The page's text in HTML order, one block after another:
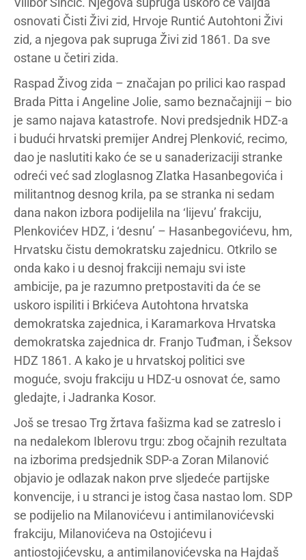
osnovati Čisti Živi zid, Hrvoje Runtić Autohtoni Živi
zid, a njegova pak supruga Živi zid 1861. Da sve
ostane u četiri zida.
Raspad Živog zida – značajan po prilici kao raspad
Brada Pitta i Angeline Jolie, samo beznačajniji – bio
je samo najava katastrofe. Novi predsjednik HDZ-a
i budući hrvatski premijer Andrej Plenković, recimo,
dao je naslutiti kako će se u sanaderizaciji stranke
odreći već sad zloglasnog Zlatka Hasanbegovića i
militantnog desnog krila, pa se stranka ni sedam
dana nakon izbora podijelila na ‘lijevu’ frakciju,
Plenkovićev HDZ, i ‘desnu’ – Hasanbegovićevu, hm,
Hrvatsku čistu demokratsku zajednicu. Otkrilo se
onda kako i u desnoj frakciji nemaju svi iste
ambicije, pa je razumno pretpostaviti da će se
uskoro ispiliti i Brkićeva Autohtona hrvatska
demokratska zajednica, i Karamarkova Hrvatska
demokratska zajednica dr. Franjo Tuđman, i Šeksov
HDZ 1861. A kako je u hrvatskoj politici sve
moguće, svoju frakciju u HDZ-u osnovat će, samo
gledajte, i Jadranka Kosor.
Još se tresao Trg žrtava fašizma kad se zatreslo i
na nedalekom Iblerovu trgu: zbog očajnih rezultata
na izborima predsjednik SDP-a Zoran Milanović
objavio je odlazak nakon prve sljedeće partijske
konvencije, i u stranci je istog časa nastao lom. SDP
se podijelio na Milanovićevu i antimilanovićevski
frakciju, Milanovićeva na Ostojićevu i
antiostojićevsku, a antimilanovićevska na Hajdaš